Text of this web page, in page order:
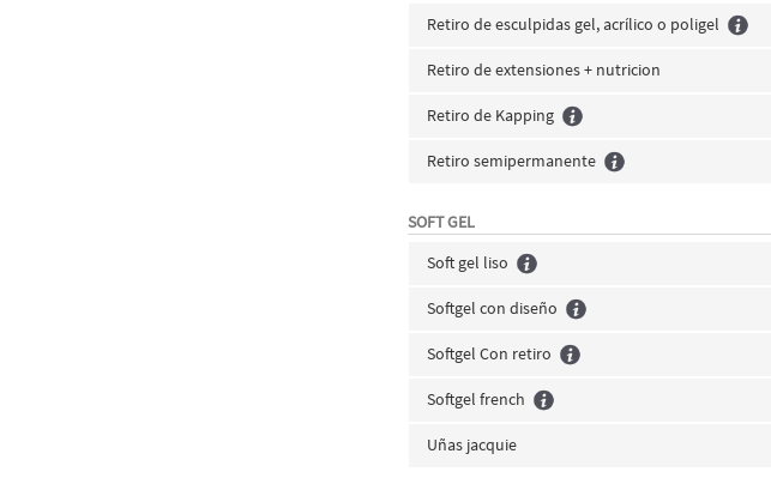
Retiro de esculpidas gel, acrílico o poligel
Retiro de extensiones + nutricion
Retiro de Kapping
Retiro semipermanente
SOFT GEL
Soft gel liso
Softgel con diseño
Softgel Con retiro
Softgel french
Uñas jacquie